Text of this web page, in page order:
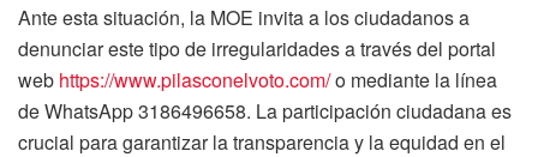
Ante esta situación, la MOE invita a los ciudadanos a
denunciar este tipo de irregularidades a través del portal
web https://www.pilasconelvoto.com/o mediante la línea
de WhatsApp 3186496658. La participación ciudadana es
crucial para garantizar la transparencia y la equidad en el